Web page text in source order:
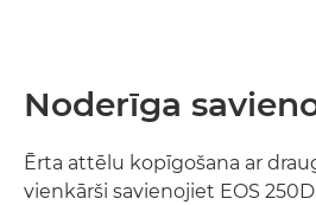
Noderīga
Ērta attēlu kopīgošana ar
vienkārši savienojiet EOS